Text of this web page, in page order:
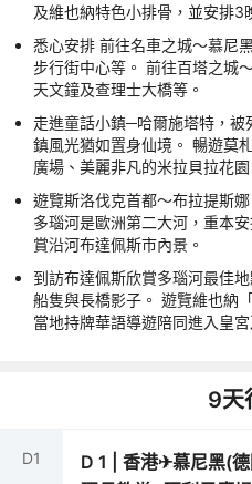
及維也納特色小排骨，並安排3
悉心安排 前往名車之城～慕尼
步行街中心等。 前往百塔之城
天文鐘及查理士大橋等。
走進童話小鎮─哈爾施塔特，
鎮風光猶如置身仙境。 暢遊莫
廣場、美麗非凡的米拉貝拉花園
遊覽斯洛伐克首都～布拉提斯
多瑙河是歐洲第二大河，重本
賞沿河布達佩斯市內景。
到訪布達佩斯欣賞多瑙河最佳
船隻與長橋影子。 遊覽維也納
當地持牌華語導遊陪同進入皇宮
9天
D1 D1 |香港✈慕尼黑(